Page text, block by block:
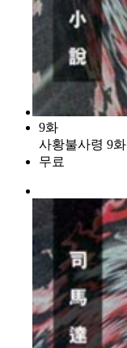
9화
사황불사령 9화
무료